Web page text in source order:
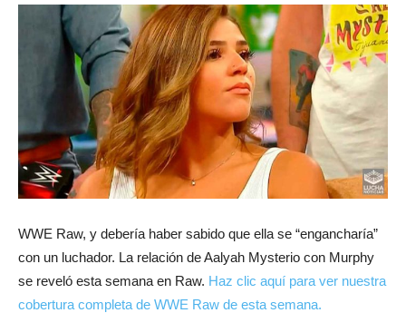
WWE Raw, y debería haber sabido que ella se “engancharía”
con un luchador. La relación de Aalyah Mysterio con Murphy
se reveló esta semana en Raw. Haz clic aquí para ver nuestra
cobertura completa de WWE Raw de esta semana.